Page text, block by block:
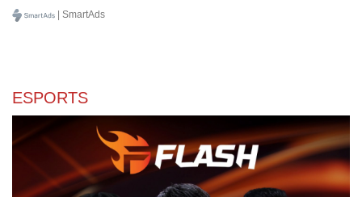
Dinh dưỡng - món ngon
Nam khoa
Làm đẹp - giảm cân
Phòng mạch online
Ăn sạch sống khỏe
| SmartAds
ESPORTS